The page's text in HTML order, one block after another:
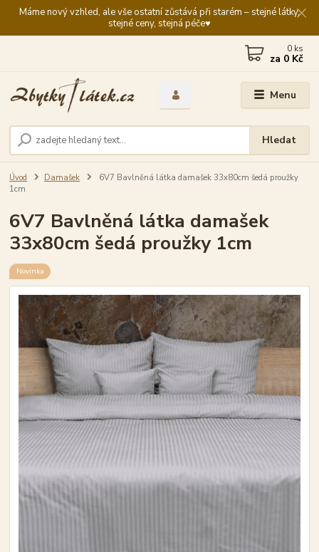
Máme nový vzhled, ale vše ostatní zůstává při starém – stejné látky,
stejné ceny, stejná péče♥️
Menu
Hledat
0 ks
za 0 Kč
Úvod Damašek
6V7 Bavlněná látka damašek 33x80cm šedá proužky
1cm
6V7 Bavlněná látka damašek
33x80cm šedá proužky 1cm
Novinka